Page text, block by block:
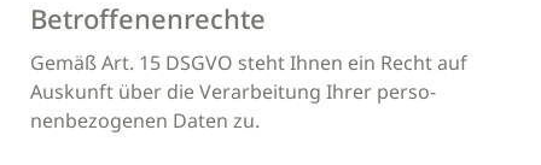
Betroffenenrechte
Gemäß Art. 15 DSGVO steht Ihnen ein Recht auf
Auskunft über die Verarbeitung Ihrer perso-
nenbezogenen Daten zu.